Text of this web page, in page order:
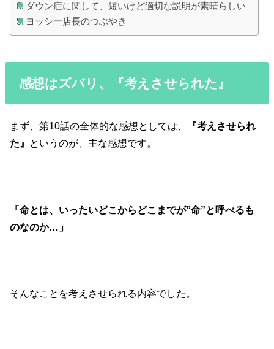
ダウン症に関して、短いけど適切な説明が素晴らしい
ヨッシー店長のつぶやき
感想はズバリ、『考えさせられた』
まず、第10話の全体的な感想としては、
『考えさせられ
た』 というのが、主な感想です。
「命とは、いったいどこからどこまでが”命”と呼べるも
のなのか…」
そんなことを考えさせられる内容でした。